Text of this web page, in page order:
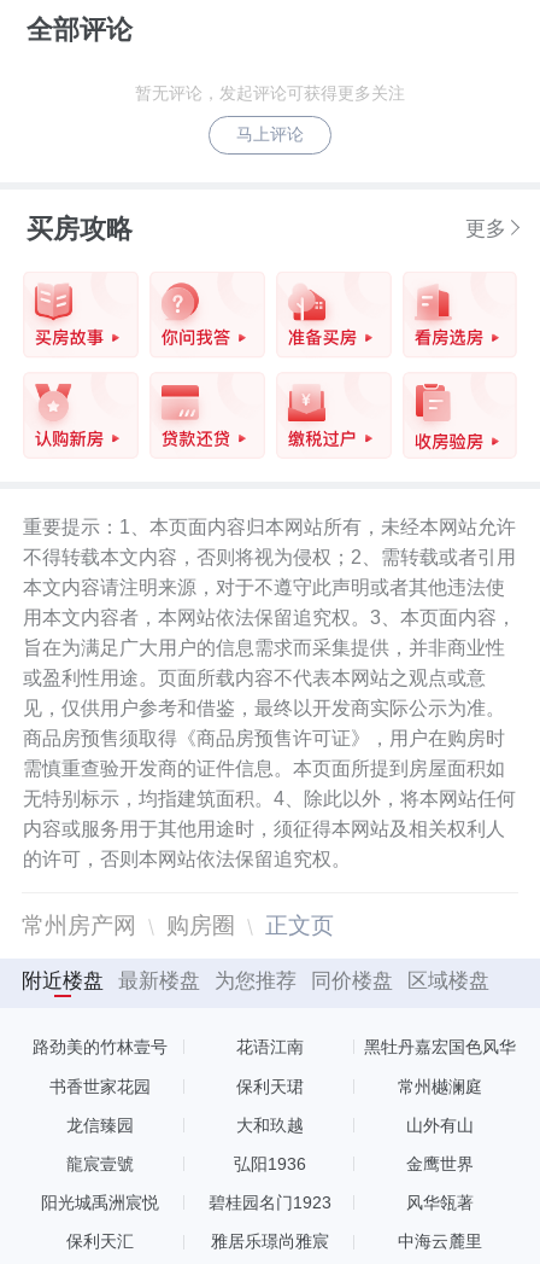
全部评论
暂无评论，发起评论可获得更多关注
马上评论
买房攻略 更多
重要提示：1、本页面内容归本网站所有，未经本网站允许
不得转载本文内容，否则将视为侵权；2、需转载或者引用
本文内容请注明来源，对于不遵守此声明或者其他违法使
用本文内容者，本网站依法保留追究权。3、本页面内容，
旨在为满足广大用户的信息需求而采集提供，并非商业性
或盈利性用途。页面所载内容不代表本网站之观点或意
见，仅供用户参考和借鉴，最终以开发商实际公示为准。
商品房预售须取得《商品房预售许可证》，用户在购房时
需慎重查验开发商的证件信息。本页面所提到房屋面积如
无特别标示，均指建筑面积。4、除此以外，将本网站任何
内容或服务用于其他用途时，须征得本网站及相关权利人
的许可，否则本网站依法保留追究权。
常州房产网 购房圈 正文页
附近楼盘 最新楼盘 为您推荐 同价楼盘 区域楼盘
路劲美的竹林壹号 花语江南 黑牡丹嘉宏国色风华
书香世家花园 保利天珺 常州樾澜庭
龙信臻园 大和玖越 山外有山
龍宸壹號 弘阳1936 金鹰世界
阳光城禹洲宸悦 碧桂园名门1923 风华瓴著
保利天汇 雅居乐璟尚雅宸 中海云麓里